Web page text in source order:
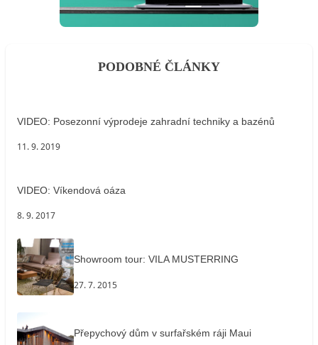
PODOBNÉ ČLÁNKY
VIDEO: Posezonní výprodeje zahradní techniky a bazénů
11. 9. 2019
VIDEO: Víkendová oáza
8. 9. 2017
Showroom tour: VILA MUSTERRING
27. 7. 2015
Přepychový dům v surfařském ráji Maui